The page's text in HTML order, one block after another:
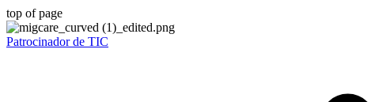
top of page
Patrocinador de TIC